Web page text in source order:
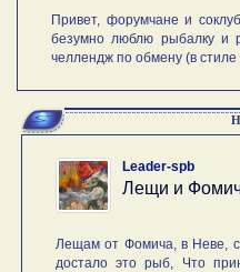
Привет, форумчане и
безумно люблю рыбалку и
челлендж по обмену (в стиле
Leader-spb
Лещи и
Лещам от Фомича, в Неве,
достало это рыб, Что